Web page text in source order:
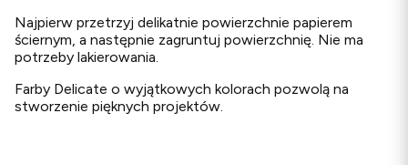
Najpierw przetrzyj delikatnie powierzchnie papierem
ściernym, a następnie zagruntuj powierzchnię. Nie ma
potrzeby lakierowania.
Farby Delicate o wyjątkowych kolorach pozwolą na
stworzenie pięknych projektów.